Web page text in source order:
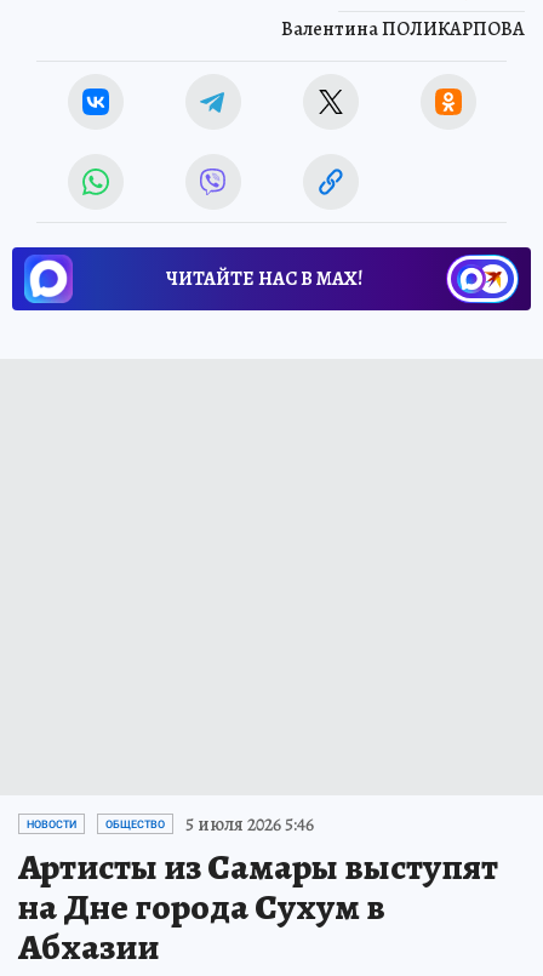
Валентина ПОЛИКАРПОВА
ЧИТАЙТЕ НАС В МАХ!
НОВОСТИ ОБЩЕСТВО 5 июля 2026 5:46
Артисты из Самары выступят
на Дне города Сухум в
Абхазии